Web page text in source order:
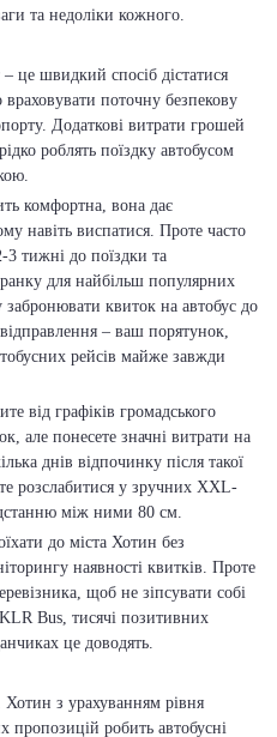
та недоліки кожного.
це швидкий спосіб дістатися
поточну безпекову
Додаткові витрати грошей
роблять поїздку автобусом
комфортна, вона дає
навіть виспатися. Проте часто
3 тижні до поїздки та
для найбільш популярних
квиток на автобус до
– ваш порятунок,
рейсів майже завжди
від графіків громадського
але понесете значні витрати на
днів відпочинку після такої
розслабитися у зручних XXL-
між ними 80 см.
до міста Хотин без
наявності квитків. Проте
щоб не зіпсувати собі
Bus, тисячі позитивних
це доводять.
Хотин з урахуванням рівня
пропозицій робить автобусні